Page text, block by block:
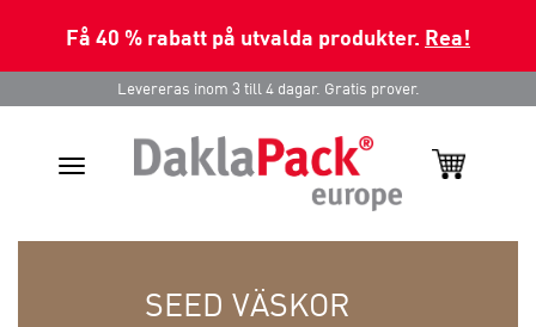
Få 40 % rabatt på utvalda produkter. Rea!
Levereras inom 3 till 4 dagar. Gratis prover.
Toggle
SEED VÄSKOR